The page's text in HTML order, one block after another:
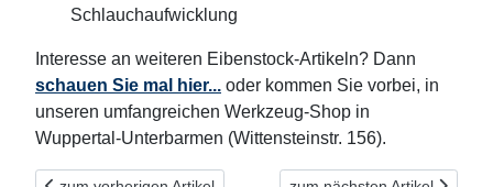
Schlauchaufwicklung
Interesse an weiteren Eibenstock-Artikeln? Dann
schauen Sie mal hier... oder kommen Sie vorbei, in
unseren umfangreichen Werkzeug-Shop in
Wuppertal-Unterbarmen (Wittensteinstr. 156).